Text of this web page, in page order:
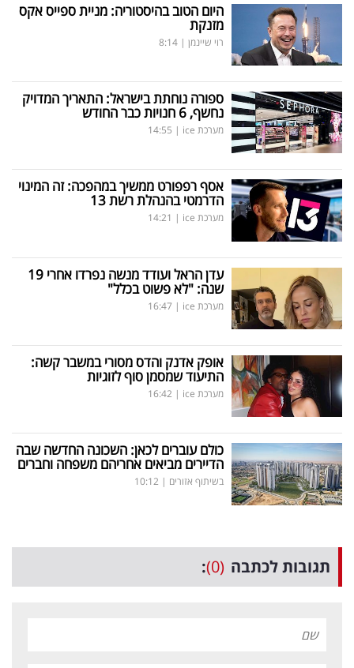
היום הטוב בהיסטוריה: מניית ספייס אקס
מזנקת
רוי שיינמן |
8:14
ספורה נוחתת בישראל: התאריך המדויק
נחשף, 6 חנויות כבר החודש
מערכת ice |
14:55
אסף רפפורט ממשיך במהפכה: זה המינוי
הדרמטי בהנהלת רשת 13
מערכת ice |
14:21
עדן הראל ועודד מנשה נפרדו אחרי 19
שנה: "לא פשוט בכלל"
מערכת ice |
16:47
אופק אדנק והדס מסורי במשבר קשה:
התיעוד שמסמן סוף לזוגיות
מערכת ice |
16:42
כולם עוברים לכאן: השכונה החדשה שבה
הדיירים מביאים אחריהם משפחה וחברים
בשיתוף אזורים |
10:12
תגובות לכתבה (0)
: